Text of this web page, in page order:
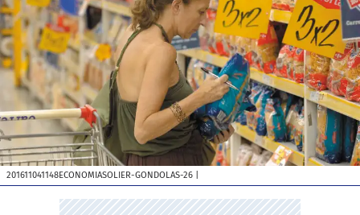
201611041148ECONOMIASOLIER-GONDOLAS-26